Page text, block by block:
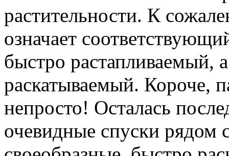
растительности. К
означает
быстро растапливаемый,
раскатываемый. Короче,
непросто! Осталась
очевидные спуски рядом